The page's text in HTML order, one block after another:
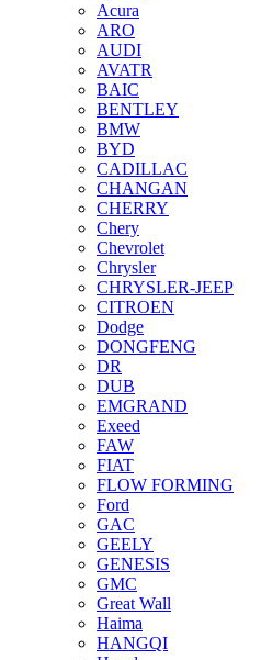
Acura
ARO
AUDI
AVATR
BAIC
BENTLEY
BMW
BYD
CADILLAC
CHANGAN
CHERRY
Chery
Chevrolet
Chrysler
CHRYSLER-JEEP
CITROEN
Dodge
DONGFENG
DR
DUB
EMGRAND
Exeed
FAW
FIAT
FLOW FORMING
Ford
GAC
GEELY
GENESIS
GMC
Great Wall
Haima
HANGQI